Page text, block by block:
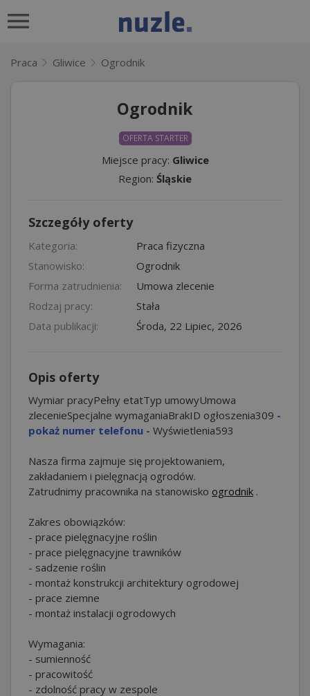
Praca Gliwice Ogrodnik
Ogrodnik
OFERTA STARTER
Miejsce pracy: Gliwice
Region: Śląskie
Szczegóły oferty
Kategoria:
Praca fizyczna
Stanowisko:
Ogrodnik
Forma zatrudnienia:
Umowa zlecenie
Rodzaj pracy:
Stała
Data publikacji:
Środa, 22 Lipiec, 2026
Opis oferty
Wymiar pracyPełny etatTyp umowyUmowa
zlecenieSpecjalne wymaganiaBrakID ogłoszenia309 -
pokaż numer telefonu - Wyświetlenia593
Nasza firma zajmuje się projektowaniem,
zakładaniem i pielęgnacją ogrodów.
Zatrudnimy pracownika na stanowisko ogrodnik .
Zakres obowiązków:
- prace pielęgnacyjne roślin
- prace pielęgnacyjne trawników
- sadzenie roślin
- montaż konstrukcji architektury ogrodowej
- prace ziemne
- montaż instalacji ogrodowych
Wymagania:
- sumienność
- pracowitość
- zdolność pracy w zespole